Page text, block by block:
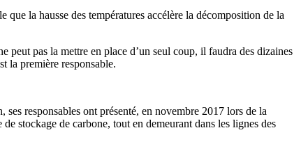
la hausse des températures accélère la décomposition de la
peut pas la mettre en place d’un seul coup, il faudra des dizaines
la première responsable.
responsables ont présenté, en novembre 2017 lors de la
stockage de carbone, tout en demeurant dans les lignes des